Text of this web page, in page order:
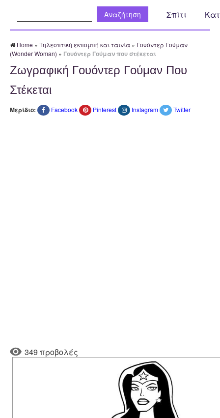
Σπίτι
Home » Τηλεοπτική εκπομπή και ταινία » Γουόντερ Γούμαν
(Wonder Woman) » Γουόντερ Γούμαν που στέκεται
Ζωγραφική Γουόντερ Γούμαν Που
Στέκεται
Μερίδιο: Facebook Pinterest Instagram Twitter
349 προβολές